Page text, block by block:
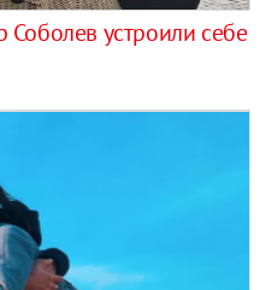
устроили себе